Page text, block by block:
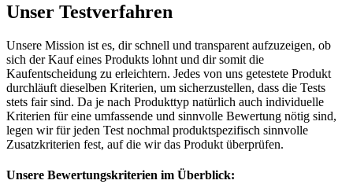
Unser Testverfahren
Unsere Mission ist es, dir schnell und transparent aufzuzeigen, ob
sich der Kauf eines Produkts lohnt und dir somit die
Kaufentscheidung zu erleichtern. Jedes von uns getestete Produkt
durchläuft dieselben Kriterien, um sicherzustellen, dass die Tests
stets fair sind. Da je nach Produkttyp natürlich auch individuelle
Kriterien für eine umfassende und sinnvolle Bewertung nötig sind,
legen wir für jeden Test nochmal produktspezifisch sinnvolle
Zusatzkriterien fest, auf die wir das Produkt überprüfen.
Unsere Bewertungskriterien im Überblick: